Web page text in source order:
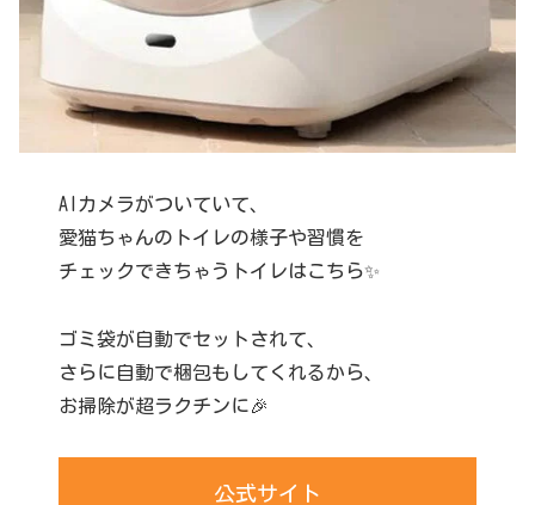
AIカメラがついていて、
愛猫ちゃんのトイレの様子や習慣を
チェックできちゃうトイレはこちら✨
ゴミ袋が自動でセットされて、
さらに自動で梱包もしてくれるから、
お掃除が超ラクチンに🎉
公式サイト